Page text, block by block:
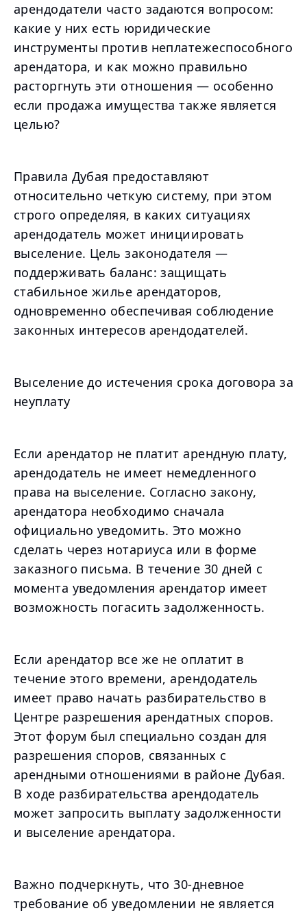
арендодатели часто задаются вопросом:
какие у них есть юридические
инструменты против неплатежеспособного
арендатора, и как можно правильно
расторгнуть эти отношения — особенно
если продажа имущества также является
целью?
Правила Дубая предоставляют
относительно четкую систему, при этом
строго определяя, в каких ситуациях
арендодатель может инициировать
выселение. Цель законодателя —
поддерживать баланс: защищать
стабильное жилье арендаторов,
одновременно обеспечивая соблюдение
законных интересов арендодателей.
Выселение до истечения срока договора за
неуплату
Если арендатор не платит арендную плату,
арендодатель не имеет немедленного
права на выселение. Согласно закону,
арендатора необходимо сначала
официально уведомить. Это можно
сделать через нотариуса или в форме
заказного письма. В течение 30 дней с
момента уведомления арендатор имеет
возможность погасить задолженность.
Если арендатор все же не оплатит в
течение этого времени, арендодатель
имеет право начать разбирательство в
Центре разрешения арендатных споров.
Этот форум был специально создан для
разрешения споров, связанных с
арендными отношениями в районе Дубая.
В ходе разбирательства арендодатель
может запросить выплату задолженности
и выселение арендатора.
Важно подчеркнуть, что 30-дневное
требование об уведомлении не является